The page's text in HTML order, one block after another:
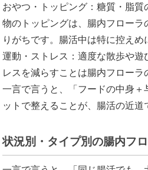
おやつ・トッピング：糖質・脂
物のトッピングは、腸内フローラ
りがちです。腸活中は特に控えめ
運動・ストレス：適度な散歩や遊
レスを減らすことは腸内フローラ
一言で言うと、「フードの中身＋
ットで整えることが、腸活の近道
状況別・タイプ別の腸内フ